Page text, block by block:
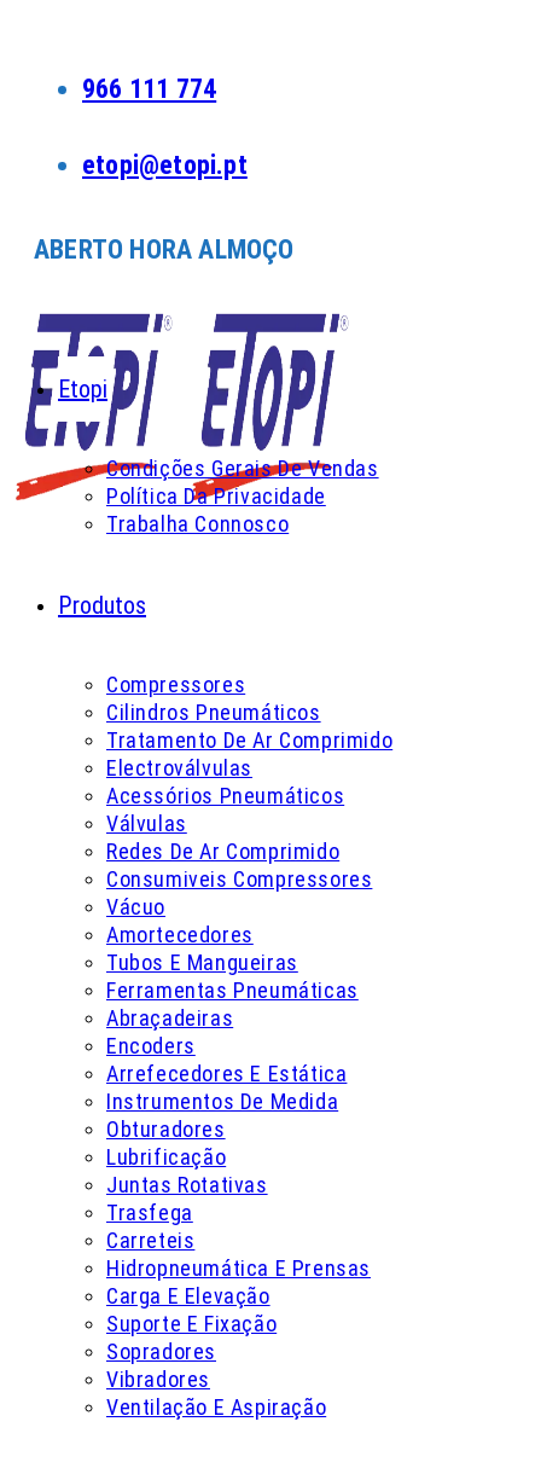
966 111 774
etopi@etopi.pt
ABERTO HORA ALMOÇO
Etopi
Condições Gerais De Vendas
Política Da Privacidade
Trabalha Connosco
Produtos
Compressores
Cilindros Pneumáticos
Tratamento De Ar Comprimido
Electroválvulas
Acessórios Pneumáticos
Válvulas
Redes De Ar Comprimido
Consumiveis Compressores
Vácuo
Amortecedores
Tubos E Mangueiras
Ferramentas Pneumáticas
Abraçadeiras
Encoders
Arrefecedores E Estática
Instrumentos De Medida
Obturadores
Lubrificação
Juntas Rotativas
Trasfega
Carreteis
Hidropneumática E Prensas
Carga E Elevação
Suporte E Fixação
Sopradores
Vibradores
Ventilação E Aspiração